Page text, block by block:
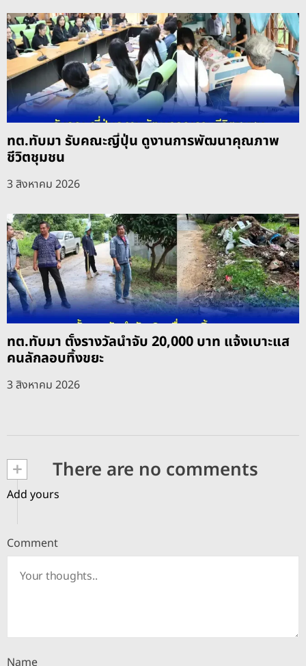
ทต.ทับมา รับคณะญี่ปุ่น ดูงานการพัฒนาคุณภาพ
ชีวิตชุมชน
3 สิงหาคม 2026
ทต.ทับมา ตั้งรางวัลนำจับ 20,000 บาท แจ้งเบาะแส
คนลักลอบทิ้งขยะ
3 สิงหาคม 2026
+ There are no comments
Add yours
Comment
Name